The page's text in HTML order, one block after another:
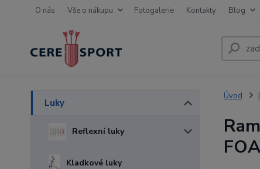
O nás Vše o nákupu Fotogalerie Kontakty Blog
Luky
Reflexní luky
Kladkové luky
Úvod